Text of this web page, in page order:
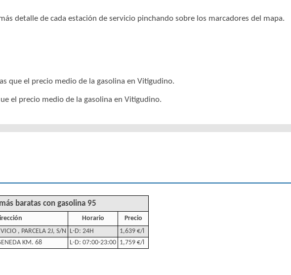
detalle de cada estación de servicio pinchando sobre los marcadores del mapa.
que el precio medio de la gasolina en Vitigudino.
el precio medio de la gasolina en Vitigudino.
baratas con gasolina 95
Horario
Precio
, PARCELA 2J, S/N L-D: 24H
1,639 €/l
KM. 68
L-D: 07:00-23:00 1,759 €/l